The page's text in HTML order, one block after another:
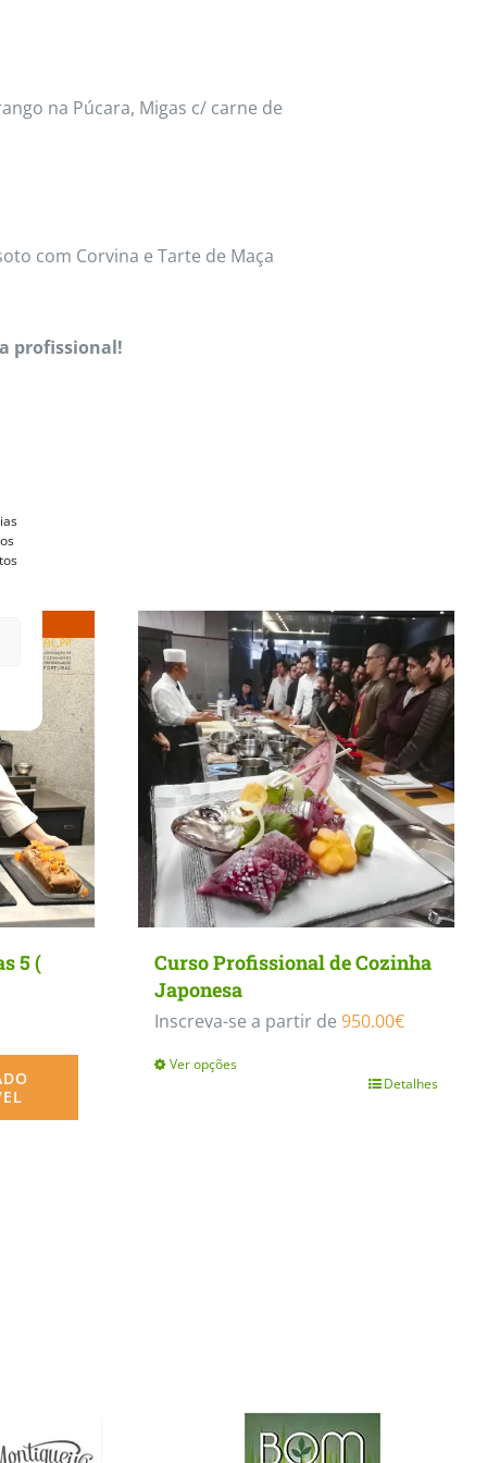
na Púcara, Migas c/ carne de
com Corvina e Tarte de Maça
profissional!
5 (
Curso Profissional de Cozinha
Japonesa
Inscreva-se a partir de 950.00€
Ver opções
Detalhes